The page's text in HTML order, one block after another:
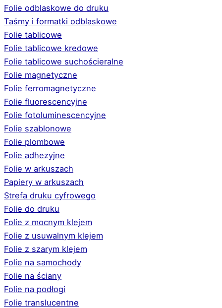
Folie odblaskowe do druku
Taśmy i formatki odblaskowe
Folie tablicowe
Folie tablicowe kredowe
Folie tablicowe suchościeralne
Folie magnetyczne
Folie ferromagnetyczne
Folie fluorescencyjne
Folie fotoluminescencyjne
Folie szablonowe
Folie plombowe
Folie adhezyjne
Folie w arkuszach
Papiery w arkuszach
Strefa druku cyfrowego
Folie do druku
Folie z mocnym klejem
Folie z usuwalnym klejem
Folie z szarym klejem
Folie na samochody
Folie na ściany
Folie na podłogi
Folie translucentne